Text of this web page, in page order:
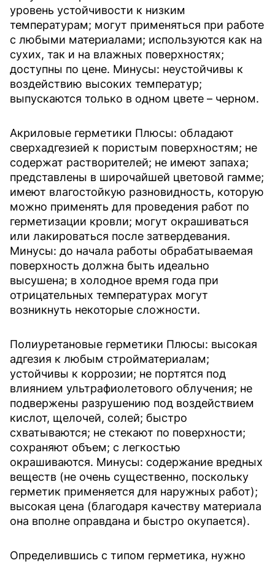
уровень устойчивости к низким
температурам; могут применяться при работе
с любыми материалами; используются как на
сухих, так и на влажных поверхностях;
доступны по цене. Минусы: неустойчивы к
воздействию высоких температур;
выпускаются только в одном цвете – черном.
Акриловые герметики Плюсы: обладают
сверхадгезией к пористым поверхностям; не
содержат растворителей; не имеют запаха;
представлены в широчайшей цветовой гамме;
имеют влагостойкую разновидность, которую
можно применять для проведения работ по
герметизации кровли; могут окрашиваться
или лакироваться после затвердевания.
Минусы: до начала работы обрабатываемая
поверхность должна быть идеально
высушена; в холодное время года при
отрицательных температурах могут
возникнуть некоторые сложности.
Полиуретановые герметики Плюсы: высокая
адгезия к любым стройматериалам;
устойчивы к коррозии; не портятся под
влиянием ультрафиолетового облучения; не
подвержeны разрушению под воздействием
кислот, щелочей, солей; быстро
схватываются; не стекают по поверхности;
сохраняют объем; с легкостью
окрашиваются. Минусы: содержание вредных
веществ (не очень существенно, поскольку
герметик применяется для наружных работ);
высокая цена (благодаря качеству материала
она вполне оправдана и быстро окупается).
Определившись с типом герметика, нужно